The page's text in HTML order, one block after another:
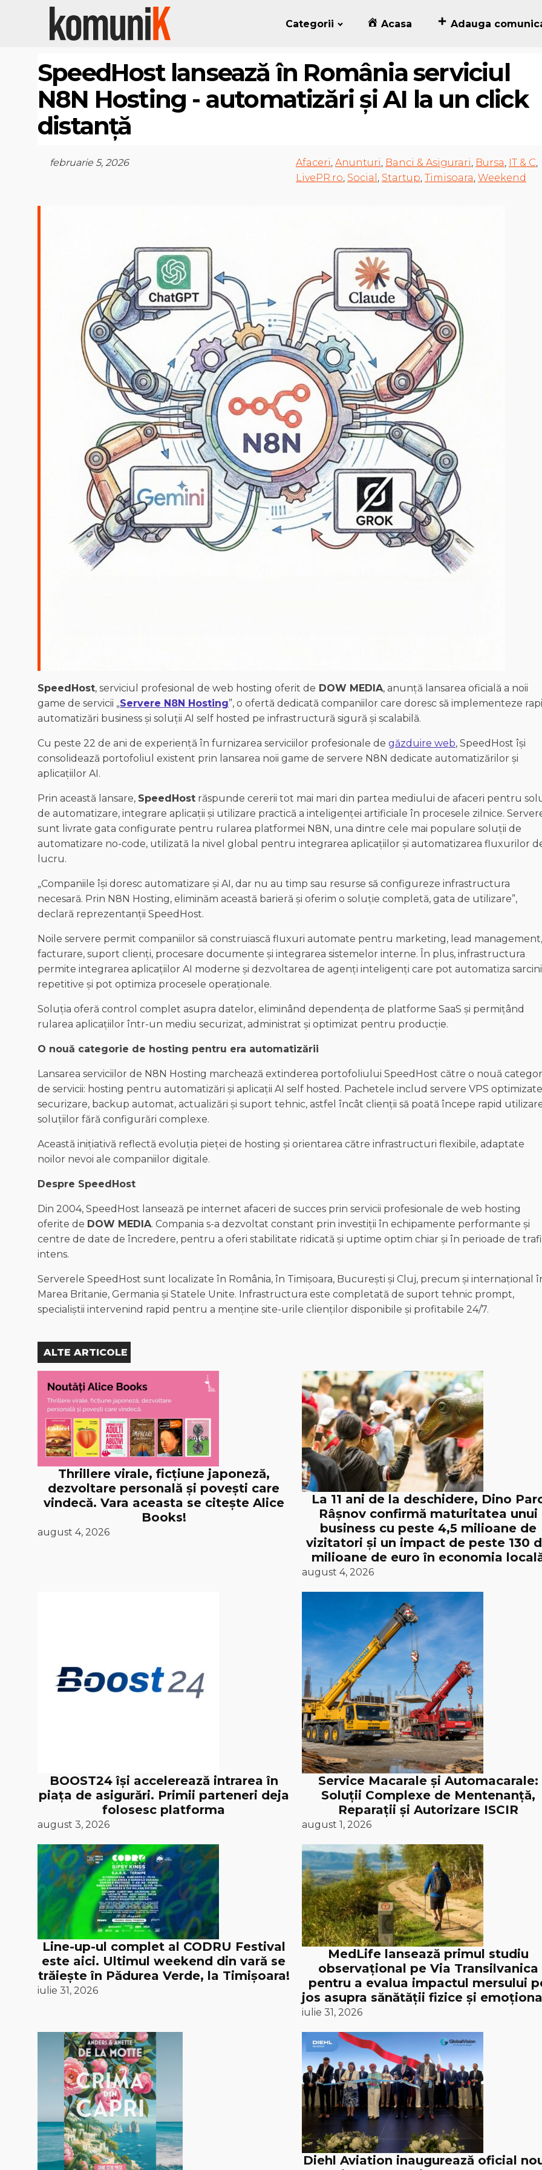
Categorii Acasa Adauga
SpeedHost lansează în România serviciul
N8N Hosting - automatizări și AI la un click
distanță
februarie 5, 2026 Afaceri, Anunturi, Banci & Asigurari, Bursa, IT & C,
LivePR.ro, Social , Startup, Timisoara, Weekend
SpeedHost, serviciul profesional de web hosting oferit de DOW MEDIA, anunță lansarea oficială a noii
game de servicii „Servere N8N Hosting”, o ofertă dedicată companiilor care doresc să implementeze
automatizări business și soluții AI self hosted pe infrastructură sigură și scalabilă.
Cu peste 22 de ani de experiență în furnizarea serviciilor profesionale de găzduire web, SpeedHost își
consolidează portofoliul existent prin lansarea noii game de servere N8N dedicate automatizărilor și
aplicațiilor AI.
Prin această lansare, SpeedHost răspunde cererii tot mai mari din partea mediului de afaceri pentru
de automatizare, integrare aplicații și utilizare practică a inteligenței artificiale în procesele zilnice.
sunt livrate gata configurate pentru rularea platformei N8N, una dintre cele mai populare soluții de
automatizare no-code, utilizată la nivel global pentru integrarea aplicațiilor și automatizarea fluxurilor
lucru.
„Companiile își doresc automatizare și AI, dar nu au timp sau resurse să configureze infrastructura
necesară. Prin N8N Hosting, eliminăm această barieră și oferim o soluție completă, gata de utilizare”,
declară reprezentanții SpeedHost.
Noile servere permit companiilor să construiască fluxuri automate pentru marketing, lead management,
facturare, suport clienți, procesare documente și integrarea sistemelor interne. În plus, infrastructura
permite integrarea aplicațiilor AI moderne și dezvoltarea de agenți inteligenți care pot automatiza sarcini
repetitive și pot optimiza procesele operaționale.
Soluția oferă control complet asupra datelor, eliminând dependența de platforme SaaS și permițând
rularea aplicațiilor într-un mediu securizat, administrat și optimizat pentru producție.
O nouă categorie de hosting pentru era automatizării
Lansarea serviciilor de N8N Hosting marchează extinderea portofoliului SpeedHost către o nouă
de servicii: hosting pentru automatizări și aplicații AI self hosted. Pachetele includ servere VPS
securizare, backup automat, actualizări și suport tehnic, astfel încât clienții să poată începe rapid
soluțiilor fără configurări complexe.
Această inițiativă reflectă evoluția pieței de hosting și orientarea către infrastructuri flexibile, adaptate
noilor nevoi ale companiilor digitale.
Despre SpeedHost
Din 2004, SpeedHost lansează pe internet afaceri de succes prin servicii profesionale de web hosting
oferite de DOW MEDIA. Compania s-a dezvoltat constant prin investiții în echipamente performante și
centre de date de încredere, pentru a oferi stabilitate ridicată și uptime optim chiar și în perioade de
intens.
Serverele SpeedHost sunt localizate în România, în Timișoara, București și Cluj, precum și internațional
Marea Britanie, Germania și Statele Unite. Infrastructura este completată de suport tehnic prompt,
specialiștii intervenind rapid pentru a menține site-urile clienților disponibile și profitabile 24/7.
ALTE ARTICOLE
Thrillere virale, ficțiune japoneză,
dezvoltare personală și povești care
vindecă. Vara aceasta se citește Alice
Books!
august 4, 2026
La 11 ani de la deschidere, Dino
Râșnov confirmă maturitatea unui
business cu peste 4,5 milioane de
vizitatori și un impact de peste 130
milioane de euro în economia
august 4, 2026
BOOST24 își accelerează intrarea în
piața de asigurări. Primii parteneri deja
folosesc platforma
august 3, 2026
Service Macarale și Automacarale:
Soluții Complexe de Mentenanță,
Reparații și Autorizare ISCIR
august 1, 2026
Line-up-ul complet al CODRU Festival
este aici. Ultimul weekend din vară se
trăiește în Pădurea Verde, la Timișoara!
iulie 31, 2026
MedLife lansează primul studiu
observațional pe Via Transilvanica
pentru a evalua impactul mersului
jos asupra sănătății fizice și
iulie 31, 2026
Diehl Aviation inaugurează oficial